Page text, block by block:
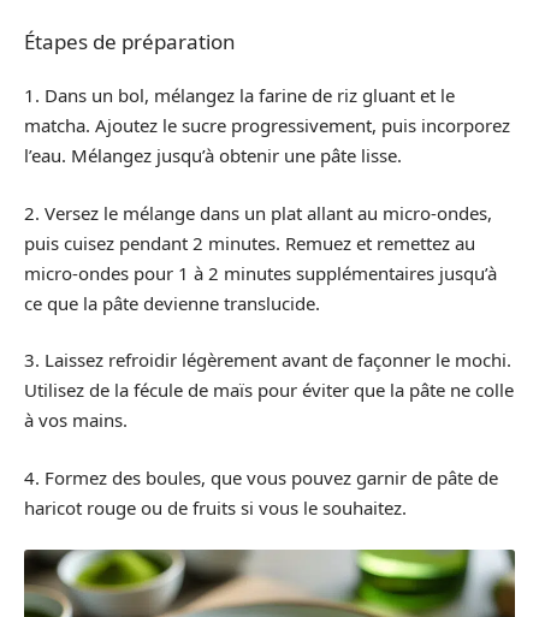
Étapes de préparation
1. Dans un bol, mélangez la farine de riz gluant et le
matcha. Ajoutez le sucre progressivement, puis incorporez
l’eau. Mélangez jusqu’à obtenir une pâte lisse.
2. Versez le mélange dans un plat allant au micro-ondes,
puis cuisez pendant 2 minutes. Remuez et remettez au
micro-ondes pour 1 à 2 minutes supplémentaires jusqu’à
ce que la pâte devienne translucide.
3. Laissez refroidir légèrement avant de façonner le mochi.
Utilisez de la fécule de maïs pour éviter que la pâte ne colle
à vos mains.
4. Formez des boules, que vous pouvez garnir de pâte de
haricot rouge ou de fruits si vous le souhaitez.